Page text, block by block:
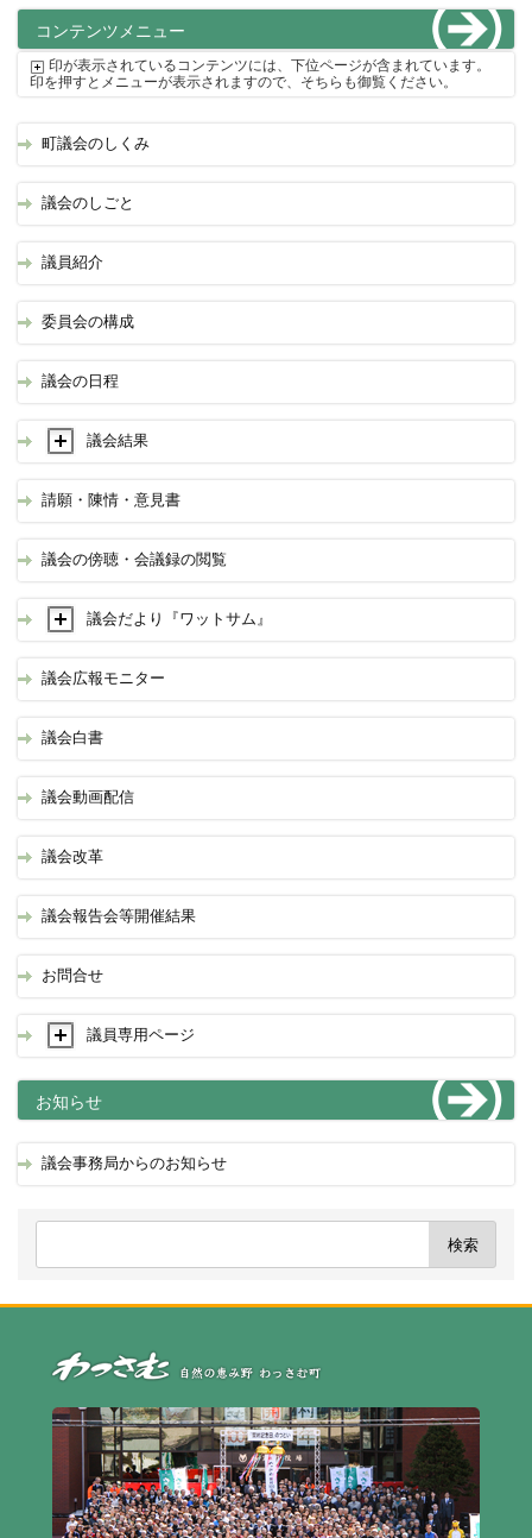
コンテンツメニュー
印が表示されているコンテンツには、下位ページが含まれています。
印を押すとメニューが表示されますので、そちらも御覧ください。
町議会のしくみ
議会のしごと
議員紹介
委員会の構成
議会の日程
議会結果
請願・陳情・意見書
議会の傍聴・会議録の閲覧
議会だより『ワットサム』
議会広報モニター
議会白書
議会動画配信
議会改革
議会報告会等開催結果
お問合せ
議員専用ページ
お知らせ
議会事務局からのお知らせ